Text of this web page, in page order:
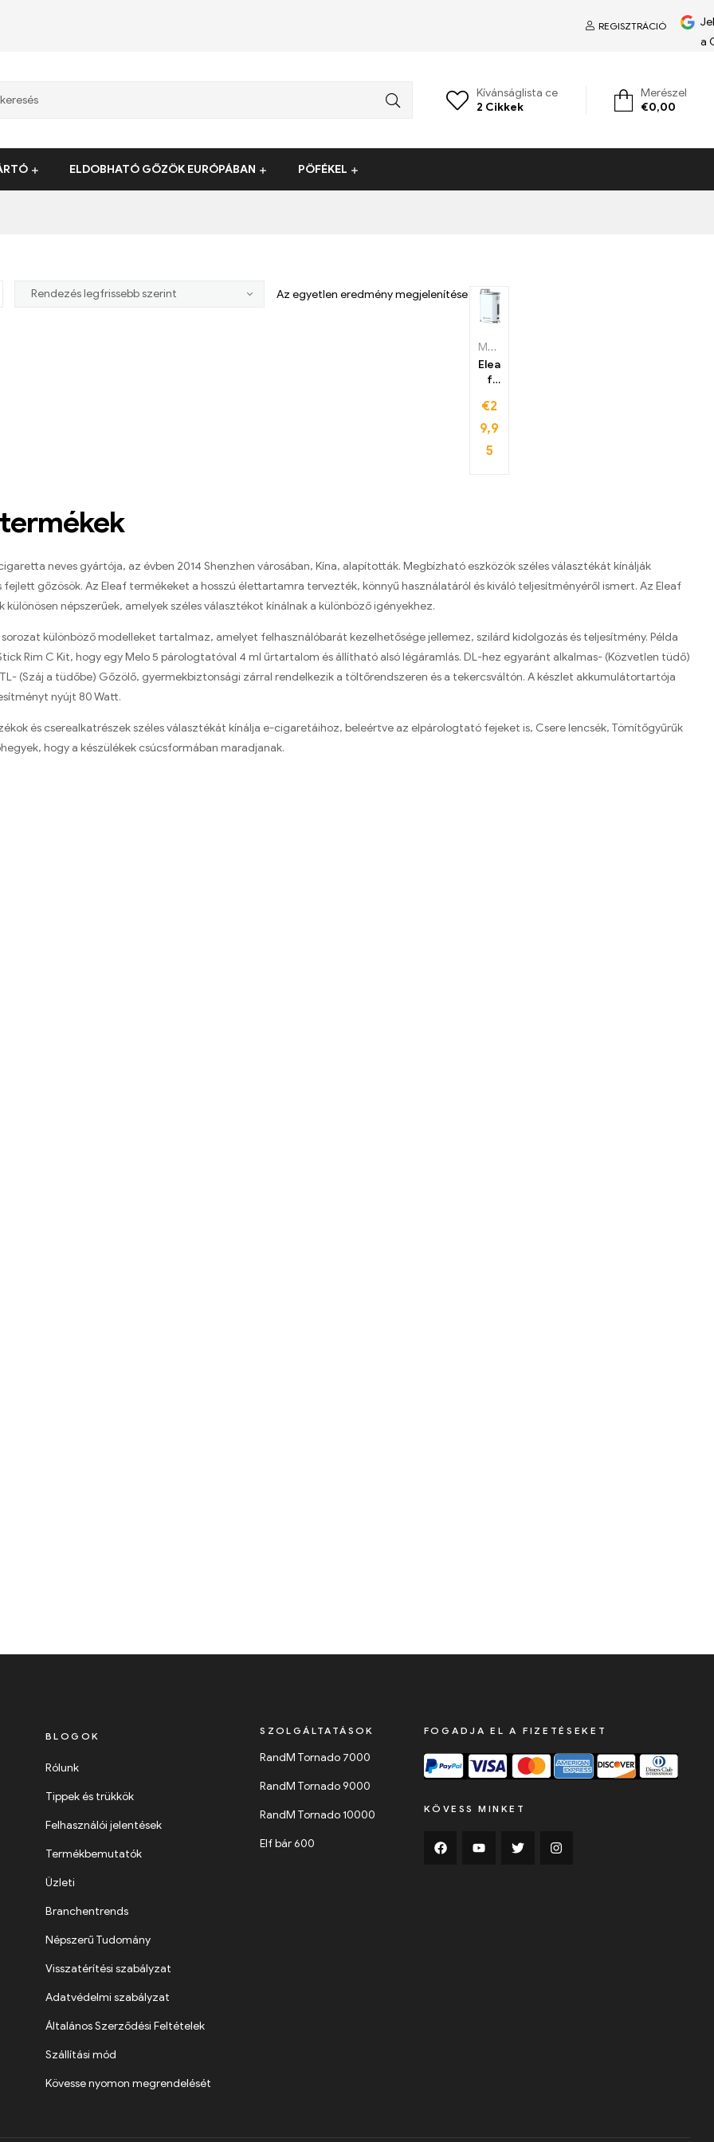
REGISZTRÁCIÓ
a
Kívánságlista ce
2 Cikkek
Merészel
€0,00
ELDOBHATÓ GŐZÖK EURÓPÁBAN PÖFÉKEL
Az egyetlen eredmény megjelenítése
Mod vape rendszerek
Elea
f
ck
Pic
Plus
rtó
€2
9,9
5
neves gyártója, az évben 2014 Shenzhen városában, Kína, alapították. Megbízható eszközök széles választékát kínálják
fejlett gőzösök. Az Eleaf termékeket a hosszú élettartamra tervezték, könnyű használatáról és kiváló teljesítményéről ismert. Az Eleaf
különösen népszerűek, amelyek széles választékot kínálnak a különböző igényekhez.
sorozat különböző modelleket tartalmaz, amelyet felhasználóbarát kezelhetősége jellemez, szilárd kidolgozás és teljesítmény. Példa
Rim C Kit, hogy egy Melo 5 párologtatóval 4 ml űrtartalom és állítható alsó légáramlás. DL-hez egyaránt alkalmas- (Közvetlen tüdő)
(Száj a tüdőbe) Gőzölő, gyermekbiztonsági zárral rendelkezik a töltőrendszeren és a tekercsváltón. A készlet akkumulátortartója
nyújt 80 Watt.
és cserealkatrészek széles választékát kínálja e-cigaretáihoz, beleértve az elpárologtató fejeket is, Csere lencsék, Tömítőgyűrűk
hogy a készülékek csúcsformában maradjanak.
BLOGOK
Rólunk
Tippek és trükkök
Felhasználói jelentések
Termékbemutatók
Üzleti
Branchentrends
Népszerű Tudomány
Visszatérítési szabályzat
Adatvédelmi szabályzat
Általános Szerződési Feltételek
Szállítási mód
Kövesse nyomon megrendelését
SZOLGÁLTATÁSOK
RandM Tornado 7000
RandM Tornado 9000
RandM Tornado 10000
Elf bár 600
FOGADJA EL A FIZETÉSEKET
KÖVESS MINKET